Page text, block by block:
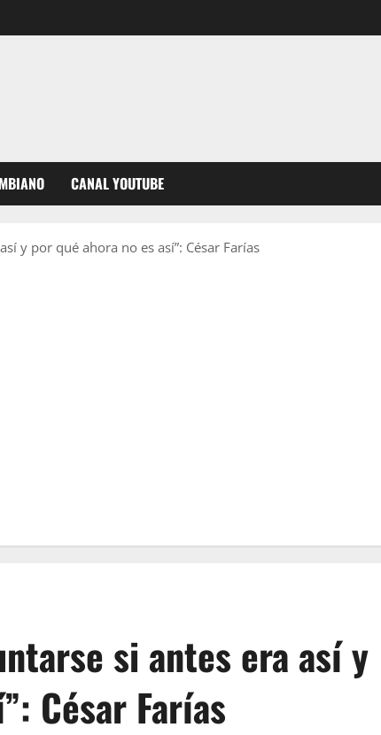
CANAL YOUTUBE
y por qué ahora no es así”: César Farías
si antes era así y
César Farías